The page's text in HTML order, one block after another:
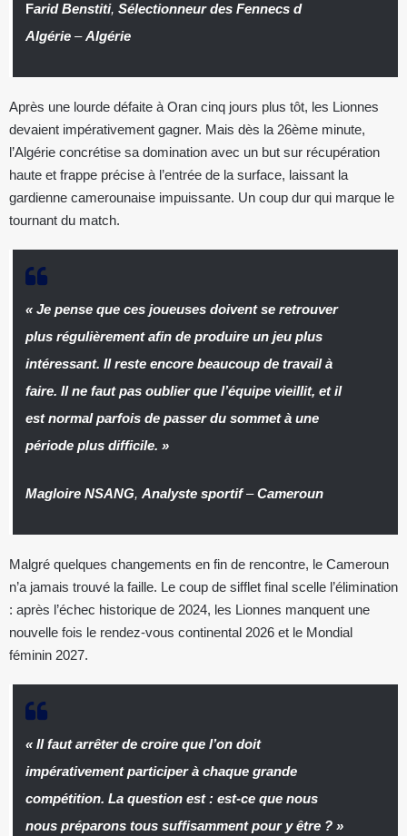
Farid Benstiti, Sélectionneur des Fennecs d
Algérie –Algérie
Après une lourde défaite à Oran cinq jours plus tôt, les Lionnes
devaient impérativement gagner. Mais dès la 26ème minute,
l’Algérie concrétise sa domination avec un but sur récupération
haute et frappe précise à l’entrée de la surface, laissant la
gardienne camerounaise impuissante. Un coup dur qui marque le
tournant du match.
« Je pense que ces joueuses doivent se retrouver
plus régulièrement afin de produire un jeu plus
intéressant. Il reste encore beaucoup de travail à
faire. Il ne faut pas oublier que l’équipe vieillit, et il
est normal parfois de passer du sommet à une
période plus difficile. »
Magloire NSANG, Analyste sportif–Cameroun
Malgré quelques changements en fin de rencontre, le Cameroun
n’a jamais trouvé la faille. Le coup de sifflet final scelle l’élimination
: après l’échec historique de 2024, les Lionnes manquent une
nouvelle fois le rendez-vous continental 2026 et le Mondial
féminin 2027.
« Il faut arrêter de croire que l’on doit
impérativement participer à chaque grande
compétition. La question est : est-ce que nous
nous préparons tous suffisamment pour y être ? »